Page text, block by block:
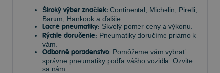
Široký výber značiek: Continental, Michelin, Pirelli,
Barum, Hankook a ďalšie.
Lacné pneumatiky: Skvelý pomer ceny a výkonu.
Rýchle doručenie: Pneumatiky doručíme priamo k
vám.
Odborné poradenstvo: Pomôžeme vám vybrať
správne pneumatiky podľa vášho vozidla. Ozvite
sa nám.